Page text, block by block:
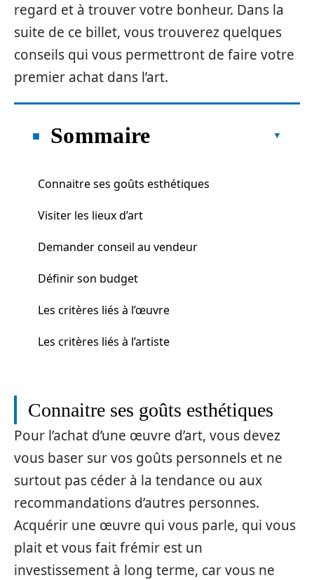
regard et à trouver votre bonheur. Dans la
suite de ce billet, vous trouverez quelques
conseils qui vous permettront de faire votre
premier achat dans l’art.
Sommaire
Connaitre ses goûts esthétiques
Visiter les lieux d’art
Demander conseil au vendeur
Définir son budget
Les critères liés à l’œuvre
Les critères liés à l’artiste
Connaitre ses goûts esthétiques
Pour l’achat d’une œuvre d’art, vous devez
vous baser sur vos goûts personnels et ne
surtout pas céder à la tendance ou aux
recommandations d’autres personnes.
Acquérir une œuvre qui vous parle, qui vous
plait et vous fait frémir est un
investissement à long terme, car vous ne